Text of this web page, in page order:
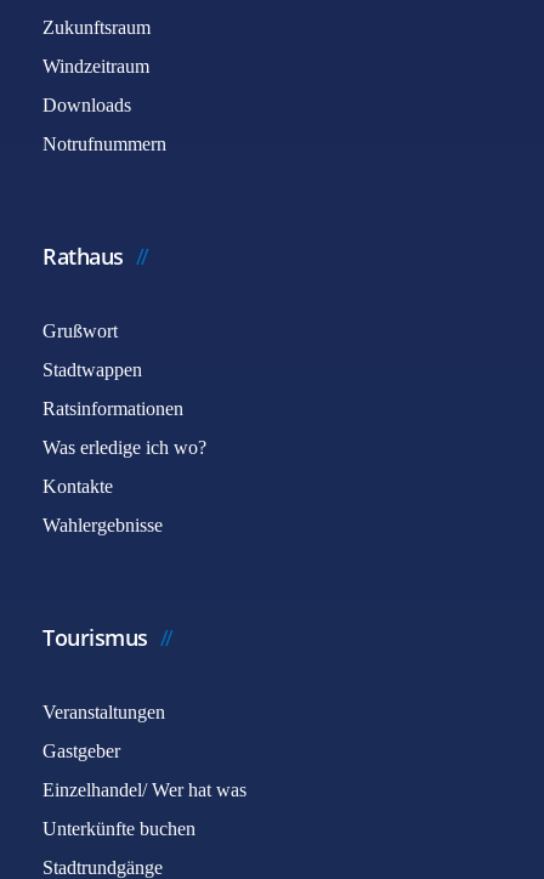
Zukunftsraum
Windzeitraum
Downloads
Notrufnummern
Rathaus
Grußwort
Stadtwappen
Ratsinformationen
Was erledige ich wo?
Kontakte
Wahlergebnisse
Tourismus
Veranstaltungen
Gastgeber
Einzelhandel/ Wer hat was
Unterkünfte buchen
Stadtrundgänge